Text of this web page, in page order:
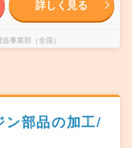
詳しく見る
事業部（全国）
ン部品の加工/